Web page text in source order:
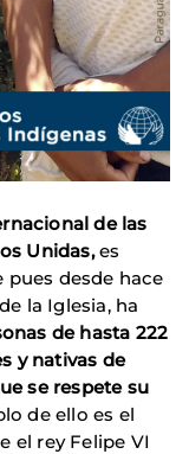
de las
Unidas,es
desde hace
la Iglesia, ha
de hasta 222
y nativas de
se respete su
de ello es el
el rey Felipe VI